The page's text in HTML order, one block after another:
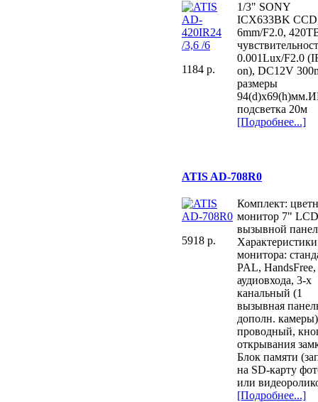
1184 p.
1/3" SONY
ICX633BK
6mm/F2.0,
0.001Lux/F2.0
on), DC12V
размеры
подсветка 20м
[Подробнее...]
ATIS AD-708R0
5918 p.
Комплект:
монитор 7"
вызывной
Характеристики
монитора:
PAL, HandsFree,
аудиовхода, 3-х
канальный (1
вызывная
дополн.
проводный,
открывания
Блок памяти
на SD-карту
или
[Подробнее...]